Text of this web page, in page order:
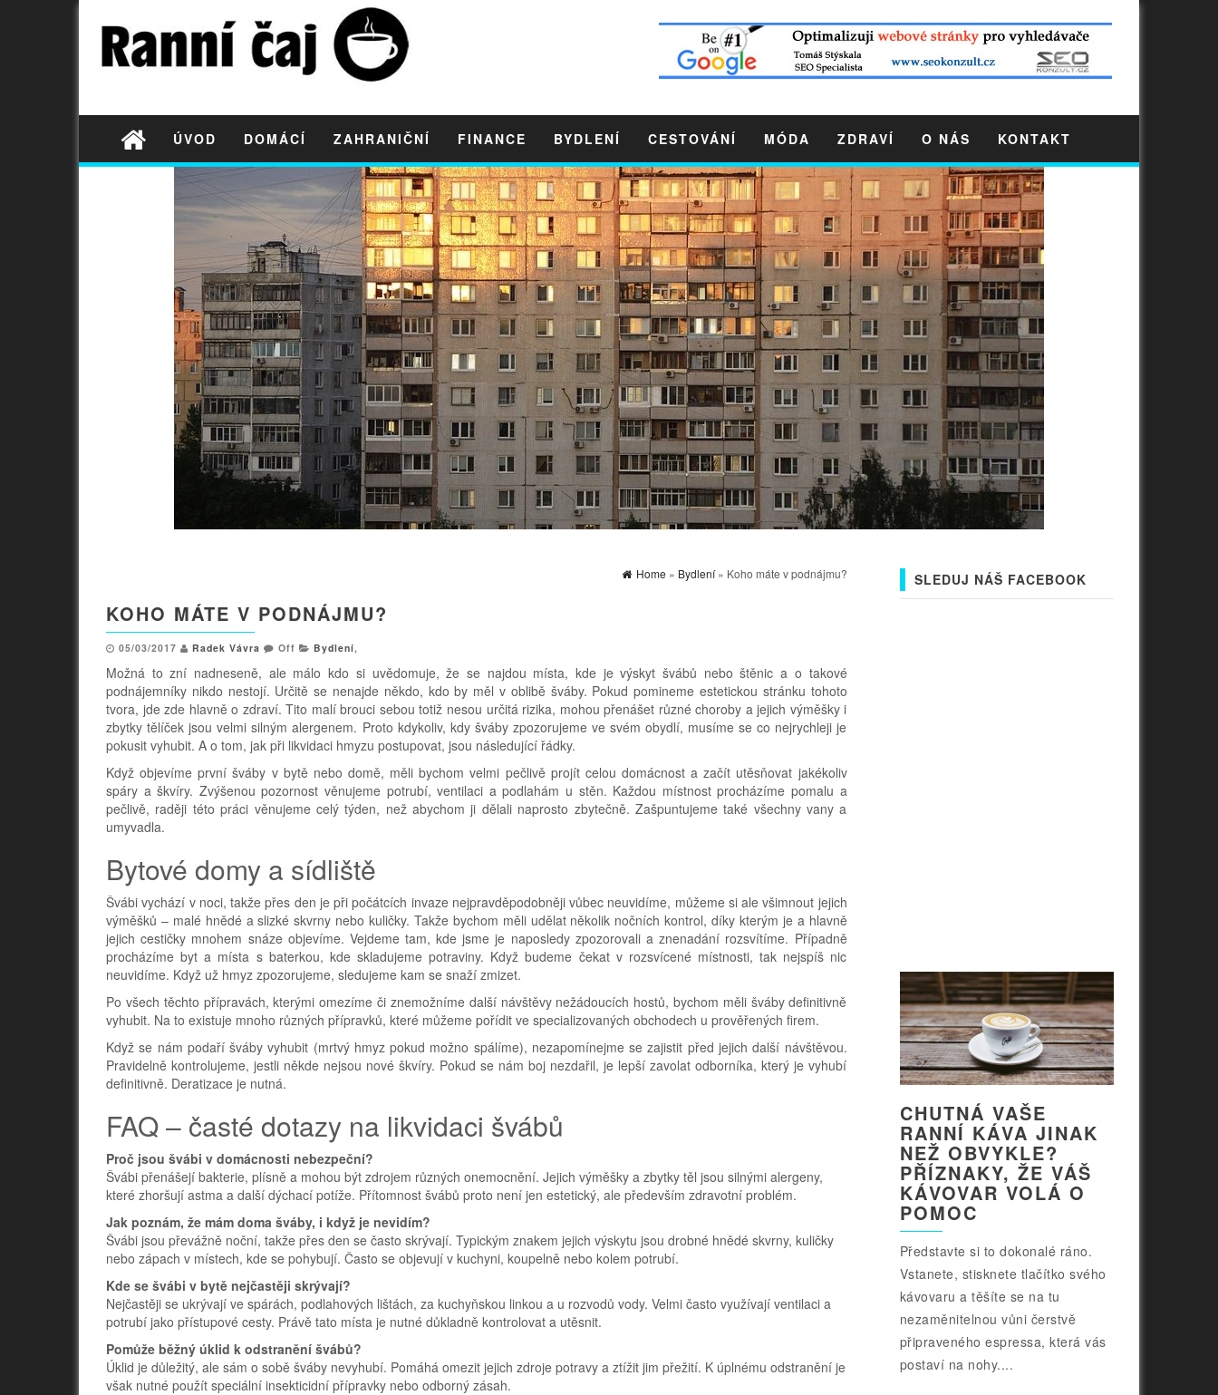
ÚVOD DOMÁCÍ ZAHRANIČNÍ FINANCE BYDLENÍ CESTOVÁNÍ MÓDA ZDRAVÍ O NÁS KONTAKT
Home » Bydlení» Koho máte v podnájmu?
KOHO MÁTE V PODNÁJMU?
05/03/2017 Radek Vávra Off Bydlení,
Možná to zní nadneseně, ale málo kdo si uvědomuje, že se najdou místa, kde je výskyt švábů nebo štěnic a o takové
podnájemníky nikdo nestojí. Určitě se nenajde někdo, kdo by měl v oblibě šváby. Pokud pomineme estetickou stránku tohoto
tvora, jde zde hlavně o zdraví. Tito malí brouci sebou totiž nesou určitá rizika, mohou přenášet různé choroby a jejich výměšky i
zbytky tělíček jsou velmi silným alergenem. Proto kdykoliv, kdy šváby zpozorujeme ve svém obydlí, musíme se co nejrychleji je
pokusit vyhubit. A o tom, jak při likvidaci hmyzu postupovat, jsou následující řádky.
Když objevíme první šváby v bytě nebo domě, měli bychom velmi pečlivě projít celou domácnost a začít utěsňovat jakékoliv
spáry a škvíry. Zvýšenou pozornost věnujeme potrubí, ventilaci a podlahám u stěn. Každou místnost procházíme pomalu a
pečlivě, raději této práci věnujeme celý týden, než abychom ji dělali naprosto zbytečně. Zašpuntujeme také všechny vany a
umyvadla.
Bytové domy a sídliště
Švábi vychází v noci, takže přes den je při počátcích invaze nejpravděpodobněji vůbec neuvidíme, můžeme si ale všimnout jejich
výměšků – malé hnědé a slizké skvrny nebo kuličky. Takže bychom měli udělat několik nočních kontrol, díky kterým je a hlavně
jejich cestičky mnohem snáze objevíme. Vejdeme tam, kde jsme je naposledy zpozorovali a znenadání rozsvítíme. Případně
procházíme byt a místa s baterkou, kde skladujeme potraviny. Když budeme čekat v rozsvícené místnosti, tak nejspíš nic
neuvidíme. Když už hmyz zpozorujeme, sledujeme kam se snaží zmizet.
Po všech těchto přípravách, kterými omezíme či znemožníme další návštěvy nežádoucích hostů, bychom měli šváby definitivně
vyhubit. Na to existuje mnoho různých přípravků, které můžeme pořídit ve specializovaných obchodech u prověřených firem.
Když se nám podaří šváby vyhubit (mrtvý hmyz pokud možno spálíme), nezapomínejme se zajistit před jejich další návštěvou.
Pravidelně kontrolujeme, jestli někde nejsou nové škvíry. Pokud se nám boj nezdařil, je lepší zavolat odborníka, který je vyhubí
definitivně. Deratizace je nutná.
FAQ – časté dotazy na likvidaci švábů
Proč jsou švábi v domácnosti nebezpeční?
Švábi přenášejí bakterie, plísně a mohou být zdrojem různých onemocnění. Jejich výměšky a zbytky těl jsou silnými alergeny,
které zhoršují astma a další dýchací potíže. Přítomnost švábů proto není jen estetický, ale především zdravotní problém.
Jak poznám, že mám doma šváby, i když je nevidím?
Švábi jsou převážně noční, takže přes den se často skrývají. Typickým znakem jejich výskytu jsou drobné hnědé skvrny, kuličky
nebo zápach v místech, kde se pohybují. Často se objevují v kuchyni, koupelně nebo kolem potrubí.
Kde se švábi v bytě nejčastěji skrývají?
Nejčastěji se ukrývají ve spárách, podlahových lištách, za kuchyňskou linkou a u rozvodů vody. Velmi často využívají ventilaci a
potrubí jako přístupové cesty. Právě tato místa je nutné důkladně kontrolovat a utěsnit.
Pomůže běžný úklid k odstranění švábů?
Úklid je důležitý, ale sám o sobě šváby nevyhubí. Pomáhá omezit jejich zdroje potravy a ztížit jim přežití. K úplnému odstranění je
však nutné použít speciální insekticidní přípravky nebo odborný zásah.
SLEDUJ NÁŠ FACEBOOK
CHUTNÁ VAŠE
RANNÍ KÁVA JINAK
NEŽ OBVYKLE?
PŘÍZNAKY, ŽE VÁŠ
KÁVOVAR VOLÁ O
POMOC
Představte si to dokonalé ráno.
Vstanete, stisknete tlačítko svého
kávovaru a těšíte se na tu
nezaměnitelnou vůni čerstvě
připraveného espressa, která vás
postaví na nohy....